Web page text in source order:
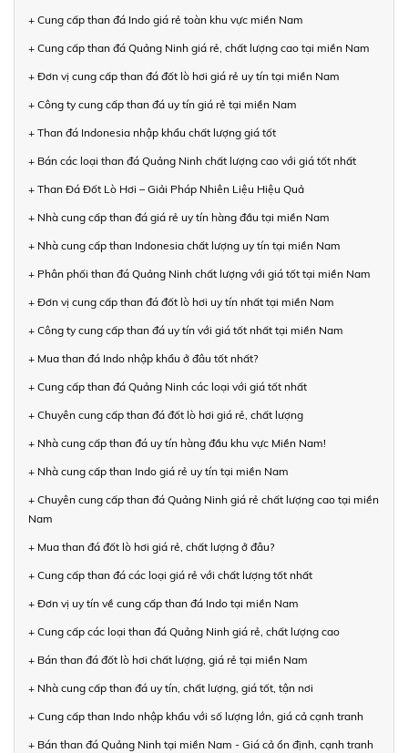
+ Cung cấp than đá Indo giá rẻ toàn khu vực miền Nam
+ Cung cấp than đá Quảng Ninh giá rẻ, chất lượng cao tại miền Nam
+ Đơn vị cung cấp than đá đốt lò hơi giá rẻ uy tín tại miền Nam
+ Công ty cung cấp than đá uy tín giá rẻ tại miền Nam
+ Than đá Indonesia nhập khẩu chất lượng giá tốt
+ Bán các loại than đá Quảng Ninh chất lượng cao với giá tốt nhất
+ Than Đá Đốt Lò Hơi – Giải Pháp Nhiên Liệu Hiệu Quả
+ Nhà cung cấp than đá giá rẻ uy tín hàng đầu tại miền Nam
+ Nhà cung cấp than Indonesia chất lượng uy tín tại miền Nam
+ Phân phối than đá Quảng Ninh chất lượng với giá tốt tại miền Nam
+ Đơn vị cung cấp than đá đốt lò hơi uy tín nhất tại miền Nam
+ Công ty cung cấp than đá uy tín với giá tốt nhất tại miền Nam
+ Mua than đá Indo nhập khẩu ở đâu tốt nhất?
+ Cung cấp than đá Quảng Ninh các loại với giá tốt nhất
+ Chuyên cung cấp than đá đốt lò hơi giá rẻ, chất lượng
+ Nhà cung cấp than đá uy tín hàng đầu khu vực Miền Nam!
+ Nhà cung cấp than Indo giá rẻ uy tín tại miền Nam
+ Chuyên cung cấp than đá Quảng Ninh giá rẻ chất lượng cao tại miền
Nam
+ Mua than đá đốt lò hơi giá rẻ, chất lượng ở đâu?
+ Cung cấp than đá các loại giá rẻ với chất lượng tốt nhất
+ Đơn vị uy tín về cung cấp than đá Indo tại miền Nam
+ Cung cấp các loại than đá Quảng Ninh giá rẻ, chất lượng cao
+ Bán than đá đốt lò hơi chất lượng, giá rẻ tại miền Nam
+ Nhà cung cấp than đá uy tín, chất lượng, giá tốt, tận nơi
+ Cung cấp than Indo nhập khẩu với số lượng lớn, giá cả cạnh tranh
+ Bán than đá Quảng Ninh tại miền Nam - Giá cả ổn định, cạnh tranh